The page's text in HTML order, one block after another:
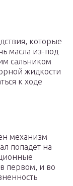
которые
масла из-под
сальником
жидкости
к ходе
механизм
попадет на
первом, и во